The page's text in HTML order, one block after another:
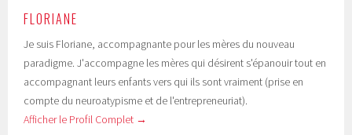
FLORIANE
Je suis Floriane, accompagnante pour les mères du nouveau
paradigme. J'accompagne les mères qui désirent s'épanouir tout en
accompagnant leurs enfants vers qui ils sont vraiment (prise en
compte du neuroatypisme et de l'entrepreneuriat).
Afficher le Profil Complet →